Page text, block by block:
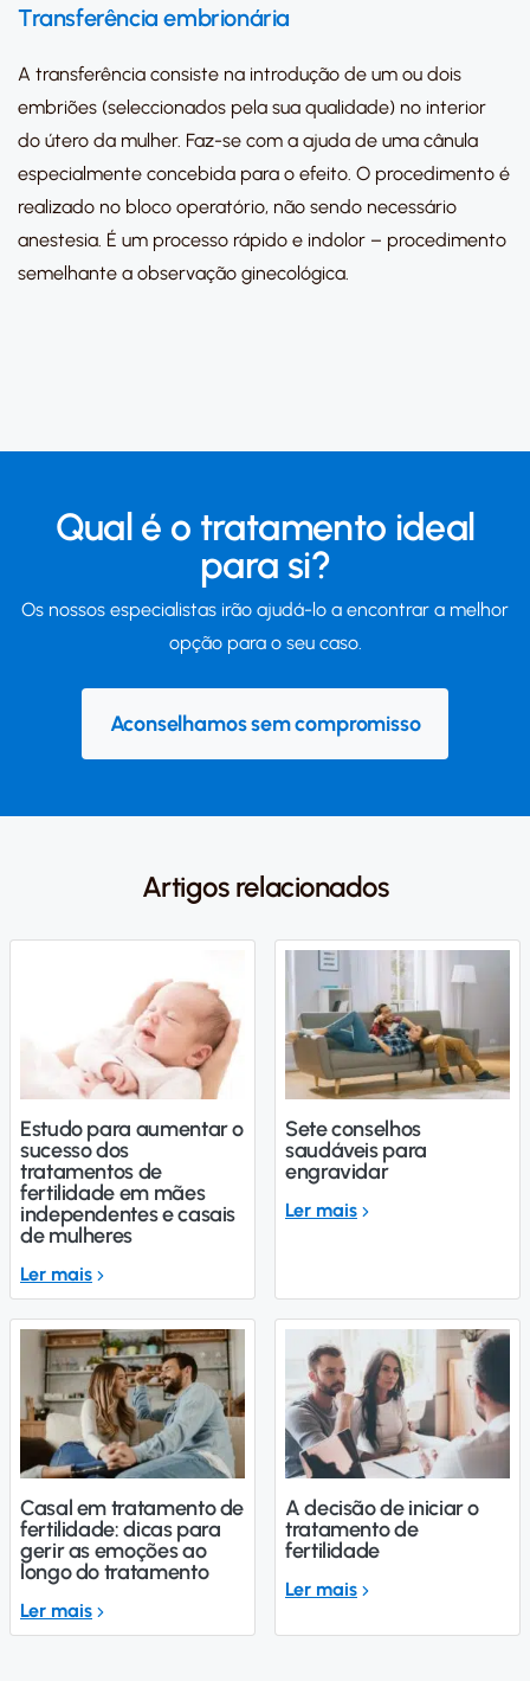
Transferência embrionária
A transferência consiste na introdução de um ou dois
embriões (seleccionados pela sua qualidade) no interior
do útero da mulher. Faz-se com a ajuda de uma cânula
especialmente concebida para o efeito. O procedimento é
realizado no bloco operatório, não sendo necessário
anestesia. É um processo rápido e indolor – procedimento
semelhante a observação ginecológica.
Qual é o tratamento ideal
para si?
Os nossos especialistas irão ajudá-lo a encontrar a melhor
opção para o seu caso.
Aconselhamos sem compromisso
Artigos relacionados
Estudo para aumentar o
sucesso dos
tratamentos de
fertilidade em mães
independentes e casais
de mulheres
Ler mais
Sete conselhos
saudáveis para
engravidar
Ler mais
Casal em tratamento de
fertilidade: dicas para
gerir as emoções ao
longo do tratamento
Ler mais
A decisão de iniciar o
tratamento de
fertilidade
Ler mais